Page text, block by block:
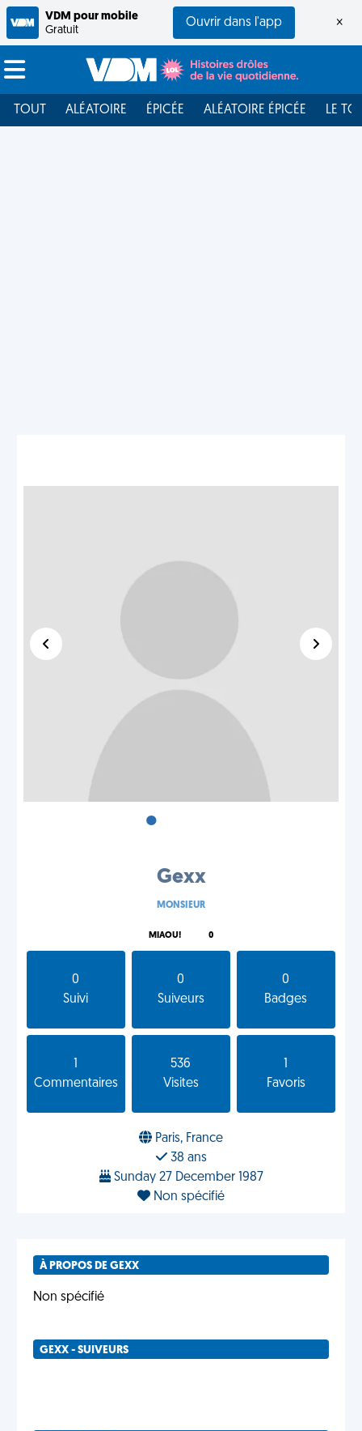
VDM pour mobile
Gratuit
Ouvrir dans l'app ×
TOUT ALÉATOIRE ÉPICÉE ALÉATOIRE ÉPICÉE LE
•
Gexx
MONSIEUR
MIAOU! 0
0
Suivi
0
Suiveurs
0
Badges
Commentaires
536
Visites
Favoris
Paris, France
38 ans
Sunday 27 December 1987
Non spécifié
À PROPOS DE GEXX
Non spécifié
GEXX - SUIVEURS